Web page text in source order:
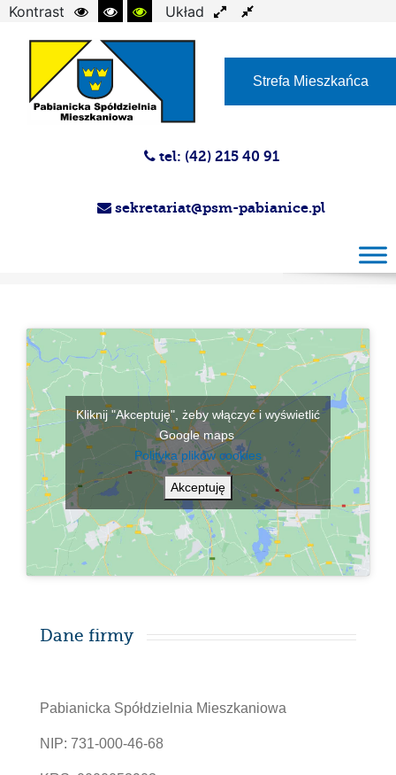
Kontrast
Układ
Strefa Mieszkańca
tel: (42) 215 40 91
sekretariat@psm-pabianice.pl
Kliknij "Akceptuję", żeby włączyć i wyświetlić
Google maps
Polityka plików cookies
Akceptuję
Dane firmy
Pabianicka Spółdzielnia Mieszkaniowa
NIP: 731-000-46-68